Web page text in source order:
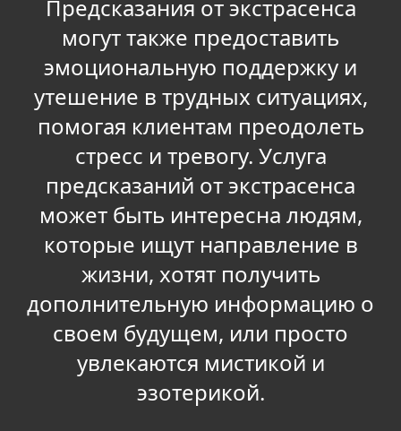
Предсказания от экстрасенса
могут также предоставить
эмоциональную поддержку и
утешение в трудных ситуациях,
помогая клиентам преодолеть
стресс и тревогу. Услуга
предсказаний от экстрасенса
может быть интересна людям,
которые ищут направление в
жизни, хотят получить
дополнительную информацию о
своем будущем, или просто
увлекаются мистикой и
эзотерикой.